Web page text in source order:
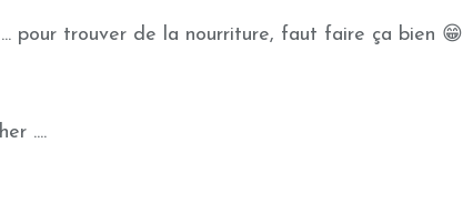
pour trouver de la nourriture, faut faire ça bien 😁
....